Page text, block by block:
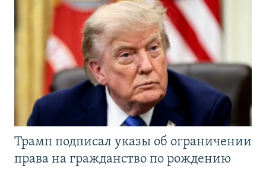
Трамп подписал указы об ограничении
права на гражданство по рождению